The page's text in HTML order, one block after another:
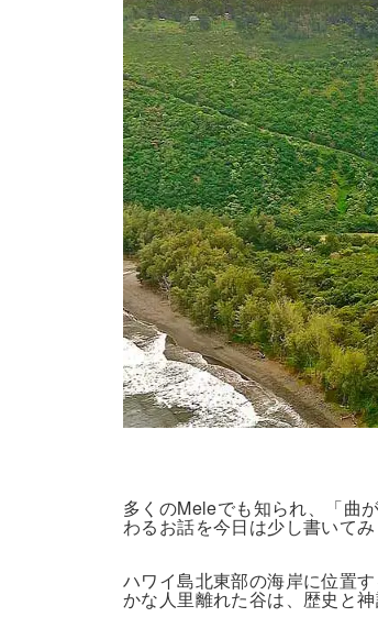
多くのMeleでも知られ、「曲
わるお話を今日は少し書いてみ
ハワイ島北東部の海岸に位置
かな人里離れた谷は、歴史と